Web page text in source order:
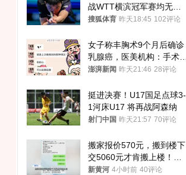
战WTT横滨冠军赛均无缘
八强
搜狐体育 昨天18:45 102评论
女子称丰胸术9个月后确诊
乳腺癌，医美机构：手术不
可能引发癌症，建议走司法
澎湃新闻 昨天21:46 28评论
挺进决赛！U17国足点球3-
1河床U17 将再战阿森纳
射门中国 昨天21:57 70评论
搬家报价570元，搬到楼下
交5060元才肯搬上楼！女
子傻眼了……
新黄河 4小时前 40评论